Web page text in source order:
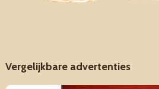
Vergelijkbare advertenties